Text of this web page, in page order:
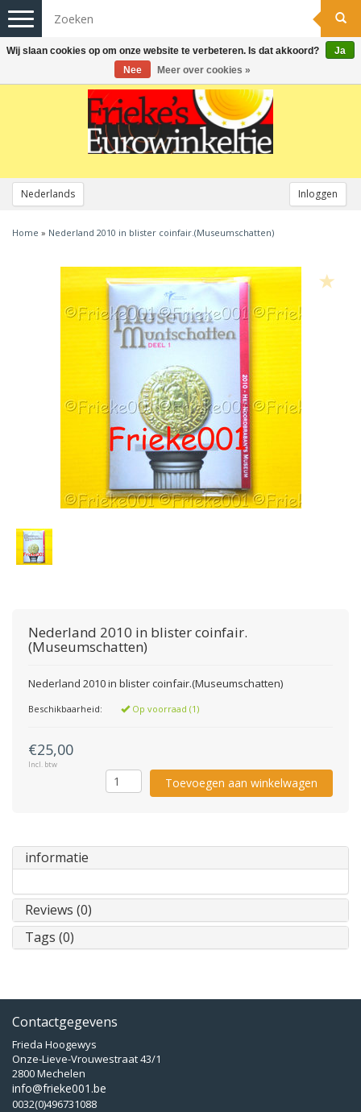
Nederlands Inloggen
Toggle
navigation
Home » Nederland 2010 in blister coinfair.(Museumschatten)
Nederland 2010 in blister coinfair.
(Museumschatten)
Nederland 2010 in blister coinfair.(Museumschatten)
Beschikbaarheid: Op voorraad (1)
€25,00
Incl. btw
Toevoegen aan winkelwagen
informatie
Reviews (0)
Tags (0)
Contactgegevens
Frieda Hoogewys
Onze-Lieve-Vrouwestraat 43/1
2800 Mechelen
info@frieke001.be
0032(0)496731088
Wij slaan cookies op om onze website te verbeteren. Is dat akkoord?
Ja
Nee
Meer over cookies »